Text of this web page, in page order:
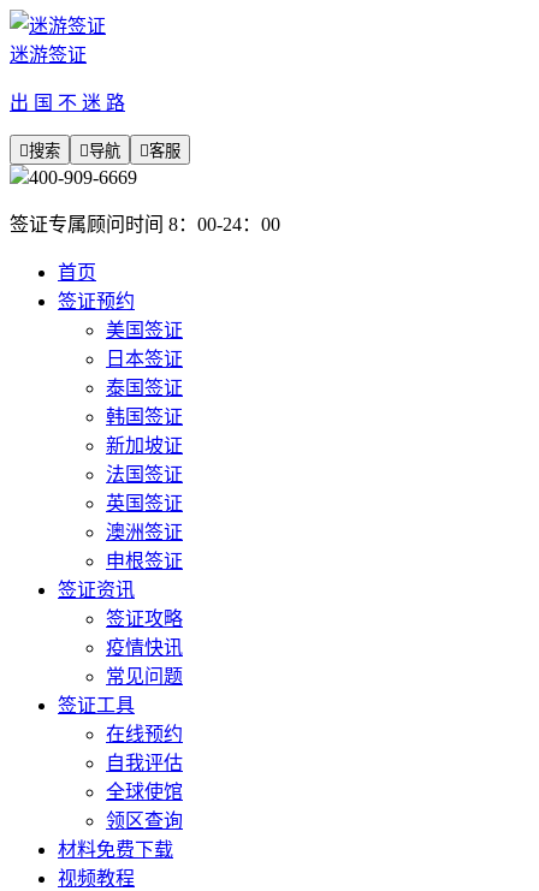
迷游签证
出 国 不 迷 路
搜索 导航 客服
400-909-6669
签证专属顾问时间 8：00-24：00
首页
签证预约
美国签证
日本签证
泰国签证
韩国签证
新加坡证
法国签证
英国签证
澳洲签证
申根签证
签证资讯
签证攻略
疫情快讯
常见问题
签证工具
在线预约
自我评估
全球使馆
领区查询
材料免费下载
视频教程